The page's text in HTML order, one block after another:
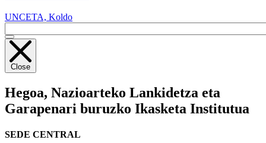
UNCETA, Koldo
Close
Hegoa, Nazioarteko Lankidetza eta
Garapenari buruzko Ikasketa Institutua
SEDE CENTRAL